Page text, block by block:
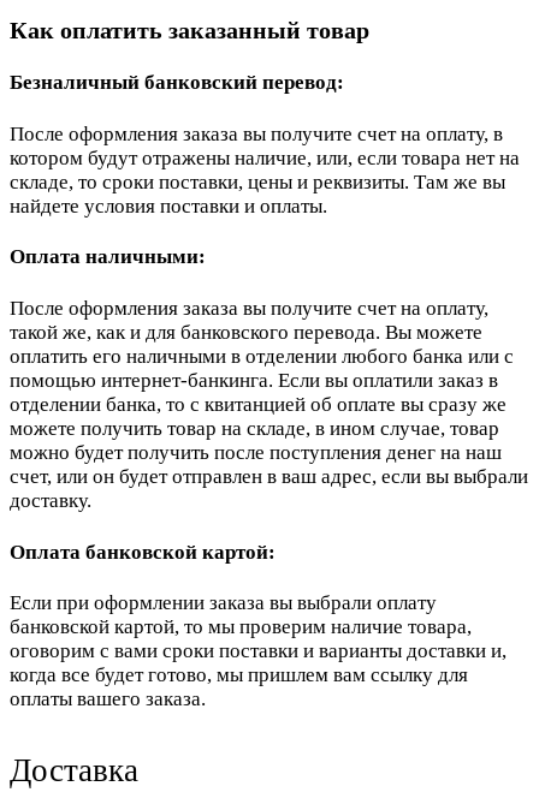
Как оплатить заказанный товар
Безналичный банковский перевод:
После оформления заказа вы получите счет на оплату, в
котором будут отражены наличие, или, если товара нет на
складе, то сроки поставки, цены и реквизиты. Там же вы
найдете условия поставки и оплаты.
Оплата наличными:
После оформления заказа вы получите счет на оплату,
такой же, как и для банковского перевода. Вы можете
оплатить его наличными в отделении любого банка или с
помощью интернет-банкинга. Если вы оплатили заказ в
отделении банка, то с квитанцией об оплате вы сразу же
можете получить товар на складе, в ином случае, товар
можно будет получить после поступления денег на наш
счет, или он будет отправлен в ваш адрес, если вы выбрали
доставку.
Оплата банковской картой:
Если при оформлении заказа вы выбрали оплату
банковской картой, то мы проверим наличие товара,
оговорим с вами сроки поставки и варианты доставки и,
когда все будет готово, мы пришлем вам ссылку для
оплаты вашего заказа.
Доставка